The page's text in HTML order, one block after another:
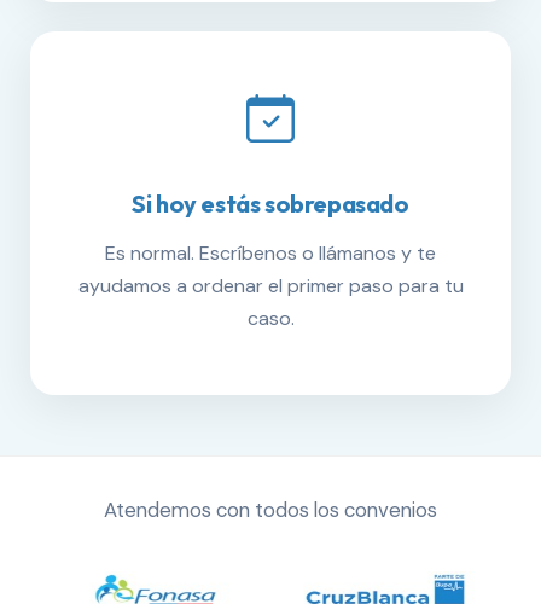
Si hoy estás sobrepasado
Es normal. Escríbenos o llámanos y te
ayudamos a ordenar el primer paso para tu
caso.
Atendemos con todos los convenios